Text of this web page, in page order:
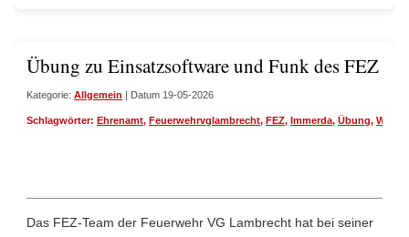
Übung zu Einsatzsoftware und Funk des FEZ
Kategorie: Allgemein | Datum 19-05-2026
Schlagwörter: Ehrenamt, Feuerwehrvglambrecht, FEZ, Immerda, Übung,
Das FEZ-Team der Feuerwehr VG Lambrecht hat bei seiner